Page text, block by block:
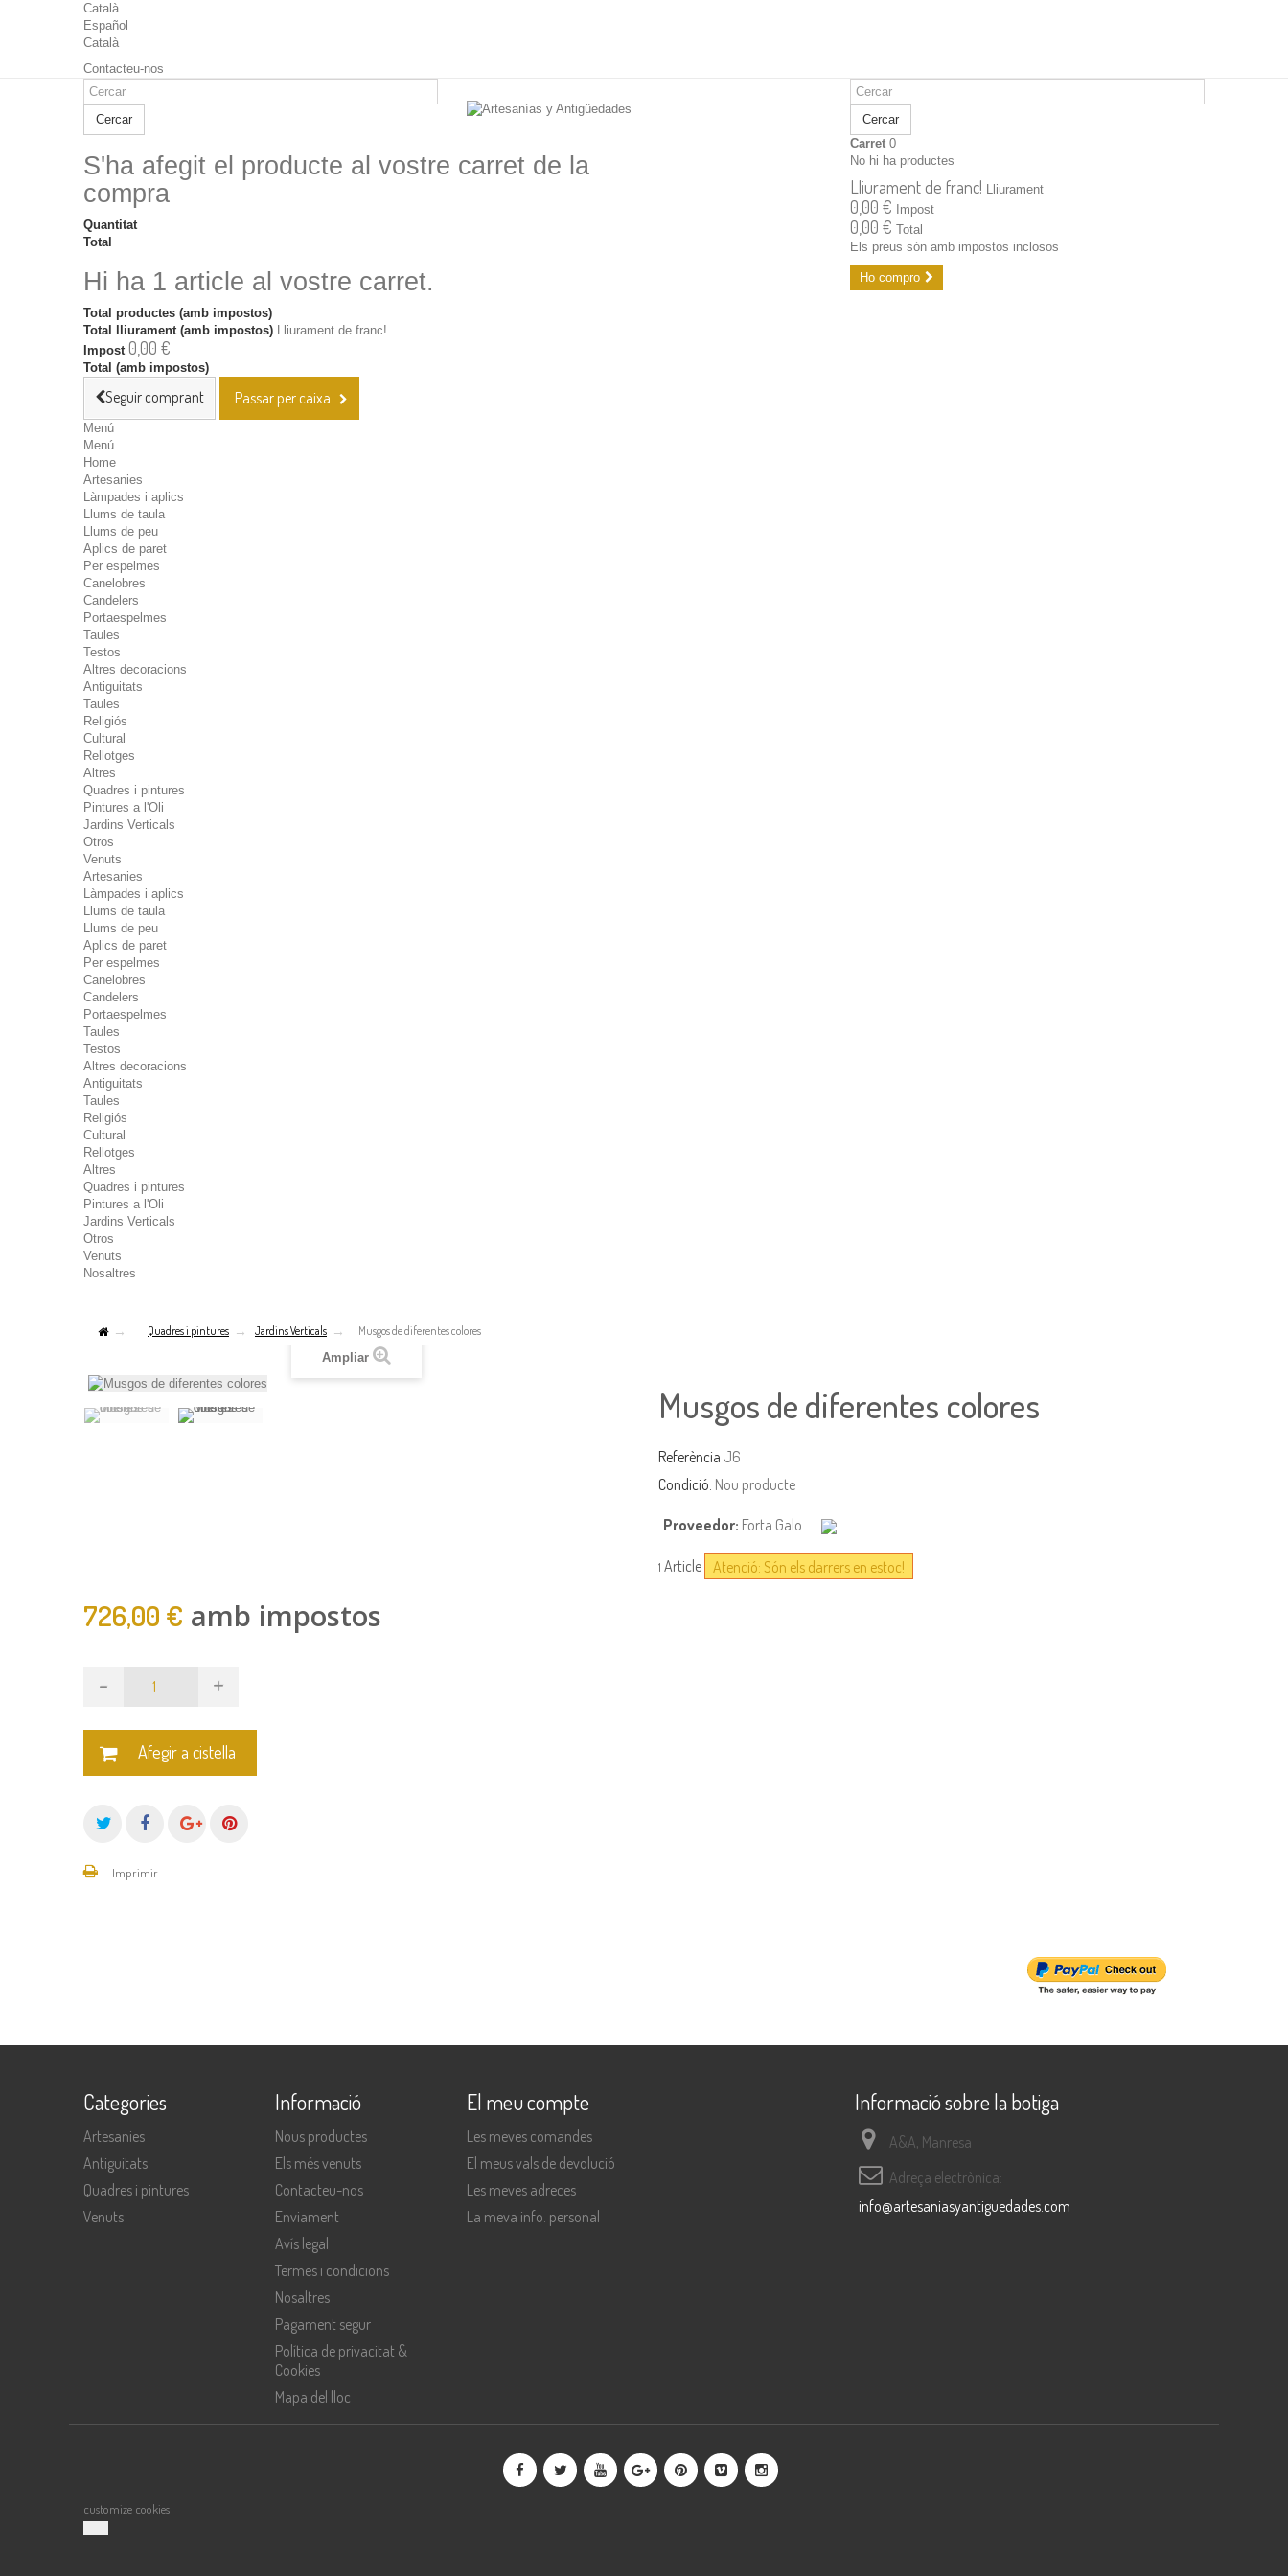
Català
Español
Català
Contacteu-nos
Cercar
Cercar
Carret 0
No hi ha productes
Lliurament de franc! Lliurament
0,00 € Impost
0,00 € Total
Els preus són amb impostos inclosos
Ho compro
S'ha afegit el producte al vostre carret de la
compra
Quantitat
Total
Hi ha 1 article al vostre carret.
Total productes (amb impostos)
Total lliurament (amb impostos) Lliurament de franc!
Impost 0,00 €
Total (amb impostos)
Seguir comprant Passar per caixa
Menú
Menú
Home
Artesanies
Làmpades i aplics
Llums de taula
Llums de peu
Aplics de paret
Per espelmes
Canelobres
Candelers
Portaespelmes
Taules
Testos
Altres decoracions
Antiguitats
Taules
Religiós
Cultural
Rellotges
Altres
Quadres i pintures
Pintures a l'Oli
Jardins Verticals
Otros
Venuts
Artesanies
Làmpades i aplics
Llums de taula
Llums de peu
Aplics de paret
Per espelmes
Canelobres
Candelers
Portaespelmes
Taules
Testos
Altres decoracions
Antiguitats
Taules
Religiós
Cultural
Rellotges
Altres
Quadres i pintures
Pintures a l'Oli
Jardins Verticals
Otros
Venuts
Nosaltres
Quadres i pintures Jardins Verticals
Musgos de diferentes colores
Ampliar
Musgos de diferentes colores
Referència J6
Condició: Nou producte
Proveedor: Forta Galo
1 Article Atenció: Són els darrers en estoc!
726,00 € amb impostos
- +
Afegir a cistella
Imprimir
Categories
Artesanies
Antiguitats
Quadres i pintures
Venuts
Informació
Nous productes
Els més venuts
Contacteu-nos
Enviament
Avís legal
Termes i condicions
Nosaltres
Pagament segur
Política de privacitat &
Cookies
Mapa del lloc
El meu compte
Les meves comandes
El meus vals de devolució
Les meves adreces
La meva info. personal
Informació sobre la botiga
A&A, Manresa
Adreça electrònica:
info@artesaniasyantiguedades.com
customize cookies